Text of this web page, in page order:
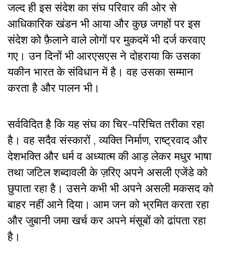
जल्द ही इस संदेश का संघ परिवार की ओर से
आधिकारिक खंडन भी आया और कुछ जगहों पर इस
संदेश को फ़ैलाने वाले लोगों पर मुकदमें भी दर्ज करवाए
गए। उन दिनों भी आरएसएस ने दोहराया कि उसका
यकीन भारत के संविधान में है। वह उसका सम्मान
करता है और पालन भी।
सर्वविदित है कि यह संघ का चिर-परिचित तरीका रहा
है। वह सदैव संस्कारों , व्यक्ति निर्माण, राष्ट्रवाद और
देशभक्ति और धर्म व अध्यात्म की आड़ लेकर मधुर भाषा
तथा जटिल शब्दावली के ज़रिए अपने असली एजेंडे को
छुपाता रहा है। उसने कभी भी अपने असली मकसद को
बाहर नहीं आने दिया। आम जन को भ्रमित करता रहा
और जुबानी जमा खर्च कर अपने मंसूबों को ढांपता रहा
है।